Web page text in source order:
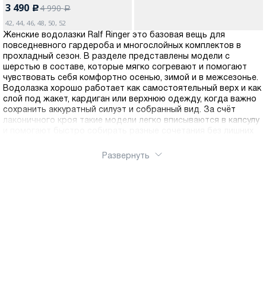
3 490 c4 990a
42, 44, 46, 48, 50, 52
Женские водолазки Ralf Ringer это базовая вещь для
повседневного гардероба и многослойных комплектов в
прохладный сезон. В разделе представлены модели с
шерстью в составе, которые мягко согревают и помогают
чувствовать себя комфортно осенью, зимой и в межсезонье.
Водолазка хорошо работает как самостоятельный верх и как
слой под жакет, кардиган или верхнюю одежду, когда важно
сохранить аккуратный силуэт и собранный вид. За счёт
лаконичного кроя такие модели легко вписываются в капсулу
закрыть потребность в универсальной базе на каждый день.
Развернуть